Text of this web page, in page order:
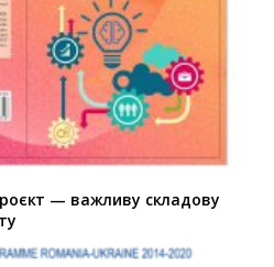
— важливу складову